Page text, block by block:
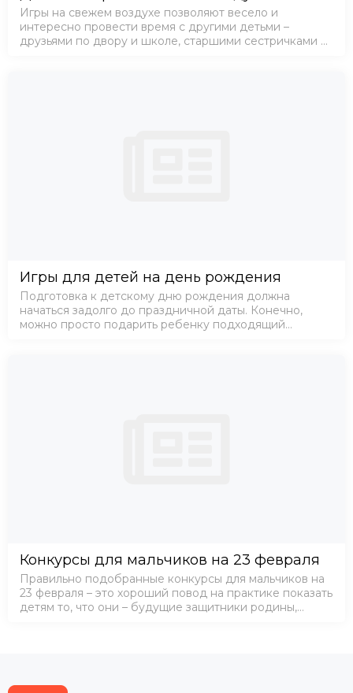
Игры на свежем воздухе позволяют весело и
интересно провести время с другими детьми –
друзьями по двору и школе, старшими сестричками и
Игры для детей на день рождения
Подготовка к детскому дню рождения должна
начаться задолго до праздничной даты. Конечно,
можно просто подарить ребенку подходящий
Конкурсы для мальчиков на 23 февраля
Правильно подобранные конкурсы для мальчиков на
23 февраля – это хороший повод на практике показать
детям то, что они – будущие защитники родины,